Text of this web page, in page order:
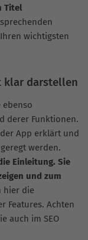
Titel
wichtigsten
klar darstellen
ebenso
derer Funktionen.
App erklärt und
werden.
Einleitung. Sie
und zum
hier die
Features. Achten
auch im SEO